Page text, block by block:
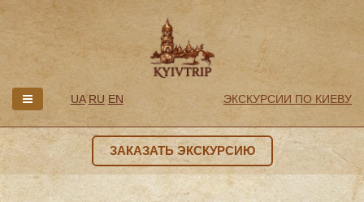
UA RU EN ЭКСКУРСИИ ПО КИЕВУ
ЗАКАЗАТЬ ЭКСКУРСИЮ